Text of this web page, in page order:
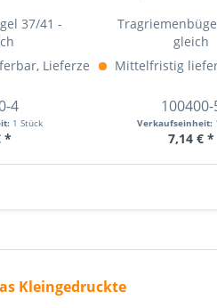
Info »
37/41 -
Lieferzeit (ca. 1-4 Wochen)
4
1 Stück
*
gleich
Mittelfristig
100400-
Verkaufseinheit:
7,14 € *
Kleingedruckte